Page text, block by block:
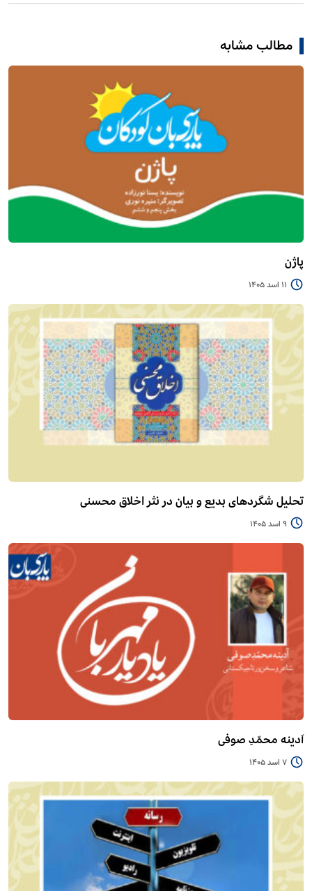
مطالب مشابه
پاژن
11 اسد 1405
تحلیل شگردهای بدیع و بیان در نثر اخلاق محسنی
9 اسد 1405
آدینه محمّدِ صوفی
7 اسد 1405